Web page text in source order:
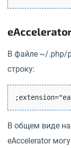
В файле ~/.php/
строку:
В общем виде
eAccelerator